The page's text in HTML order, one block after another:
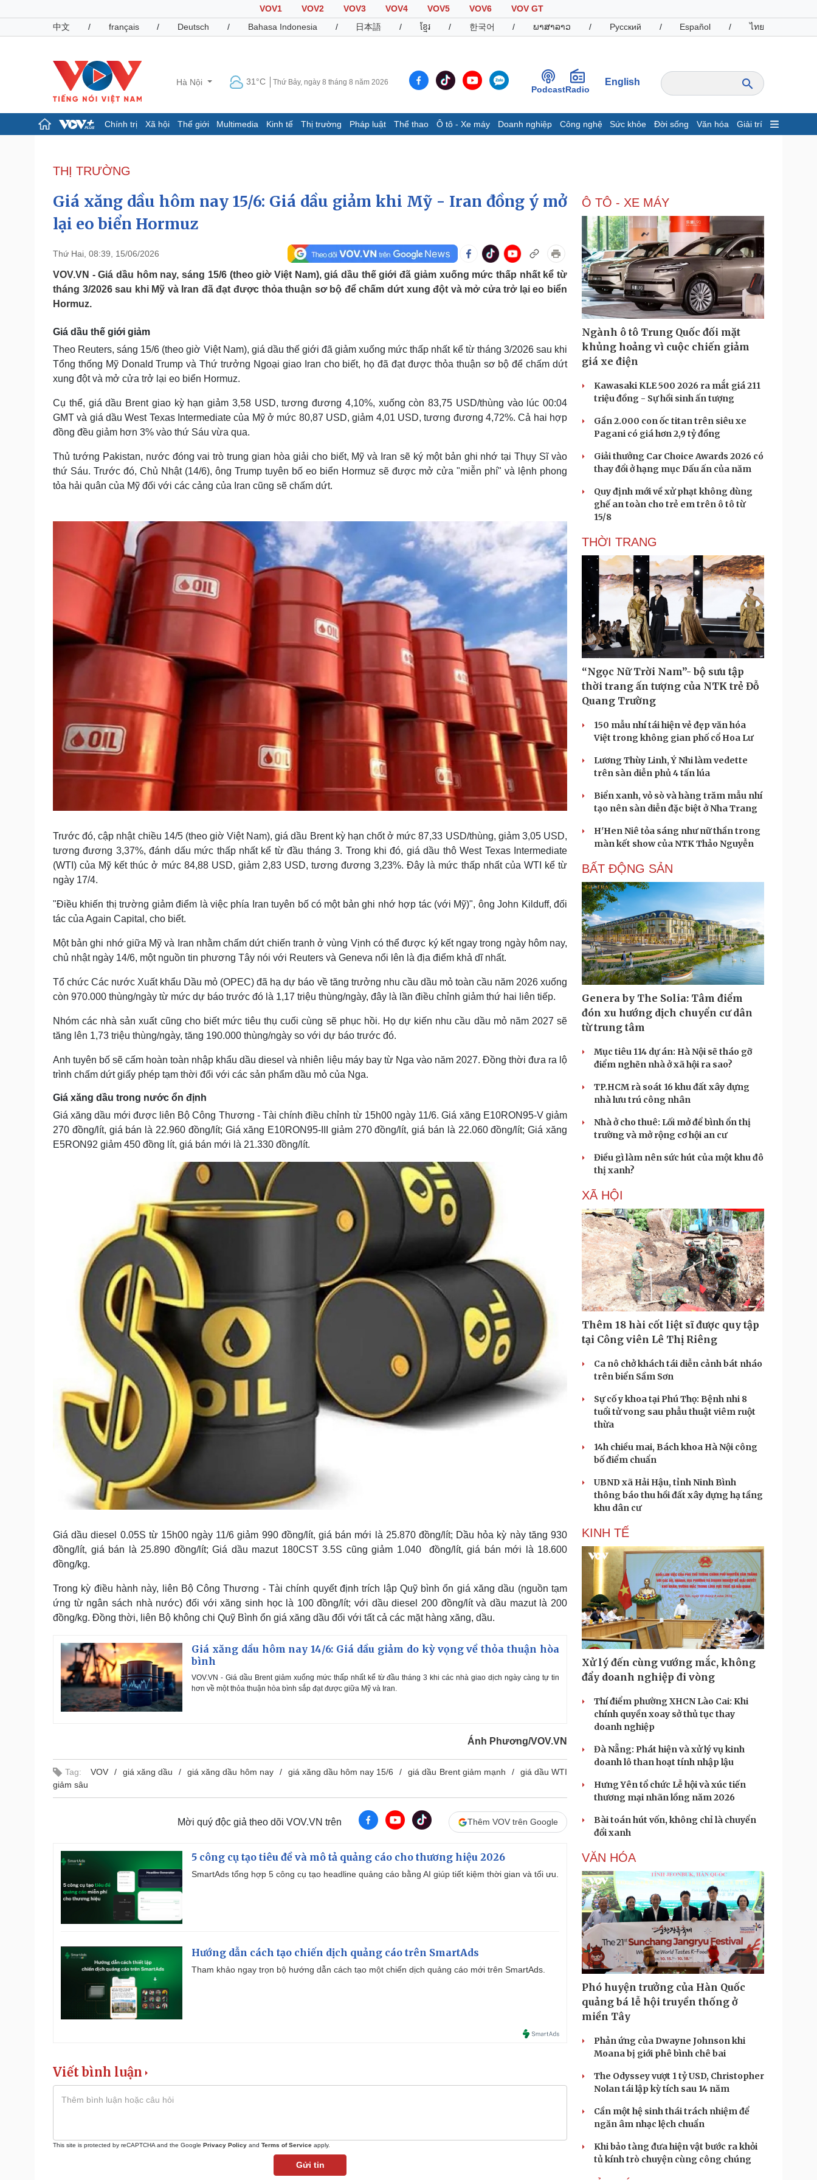
VOV1 VOV2 VOV3 VOV4 VOV5 VOV6
VOV GT
中文
/ français / Deutsch / Bahasa Indonesia / 日本語 / ខ្មែរ / 한국어 / ພາສາລາວ / Русский / Español / ไทย
Hà Nội 31°C Thứ Bảy, ngày 8 tháng 8 năm 2026
PodcastRadio
English
Chính trị Xã hội Thế giới Multimedia Kinh tế Thị trường Pháp luật Thể thao Ô tô - Xe máy Doanh nghiệp Công nghệ Sức khỏe Đời sống Văn hóa Giải trí
Đảng
Tổ chức nhân sự
Nhận diện sự thật
Dấu ấn VOV
Biển đảo
Hồ sơ
Infographic
Chứng khoán
Giá cà phê
Pháp luật
Tin nóng
Tư vấn luật
Việt Nam
Phân tích
Thể thao
Lịch thi đấu bóng đá
Thế giới thể thao
Ô tô - Xe máy
Xe máy
Tư vấn
Doanh nghiệp
Thông tin doanh nghiệp
Doanh nghiệp 24h
Doanh nhân
Vì cộng đồng
Công nghệ
Sành điệu
Tin Công nghệ
Trải nghiệm
Chuyển đổi số
Dinh dưỡng - món ngon
Cây thuốc
Sản phụ khoa
Nam khoa
Làm đẹp - giảm cân
Phòng mạch online
Nhà đẹp
Blog
Tình yêu - Gia đình
Sân khấu - Điện ảnh
Văn học
Nghệ sĩ
Thời trang
Tư vấn
Săn Tour
Podcast
Câu chuyện thời sự
Cửa sổ tình yêu
Kể chuyện cho bé
Hạt giống tâm hồn
Cải chính
THỊ TRƯỜNG
Giá xăng dầu hôm nay 15/6: Giá dầu giảm khi Mỹ - Iran đồng ý mở
lại eo biển Hormuz
Thứ Hai, 08:39, 15/06/2026
VOV.VN - Giá dầu hôm nay, sáng 15/6 (theo giờ Việt Nam), giá dầu thế giới đã giảm xuống mức thấp nhất kể từ
tháng 3/2026 sau khi Mỹ và Iran đã đạt được thỏa thuận sơ bộ để chấm dứt xung đột và mở cửa trở lại eo biển
Hormuz.
Giá dầu thế giới giảm
Theo Reuters, sáng 15/6 (theo giờ Việt Nam), giá dầu thế giới đã giảm xuống mức thấp nhất kể từ tháng 3/2026 sau khi
Tổng thống Mỹ Donald Trump và Thứ trưởng Ngoại giao Iran cho biết, họ đã đạt được thỏa thuận sơ bộ để chấm dứt
xung đột và mở cửa trở lại eo biển Hormuz.
Cụ thể, giá dầu Brent giao kỳ hạn giảm 3,58 USD, tương đương 4,10%, xuống còn 83,75 USD/thùng vào lúc 00:04
GMT và giá dầu West Texas Intermediate của Mỹ ở mức 80,87 USD, giảm 4,01 USD, tương đương 4,72%. Cả hai hợp
đồng đều giảm hơn 3% vào thứ Sáu vừa qua.
Thủ tướng Pakistan, nước đóng vai trò trung gian hòa giải cho biết, Mỹ và Iran sẽ ký một bản ghi nhớ tại Thụy Sĩ vào
thứ Sáu. Trước đó, Chủ Nhật (14/6), ông Trump tuyên bố eo biển Hormuz sẽ được mở cửa "miễn phí" và lệnh phong
tỏa hải quân của Mỹ đối với các cảng của Iran cũng sẽ chấm dứt.
Trước đó, cập nhật chiều 14/5 (theo giờ Việt Nam), giá dầu Brent kỳ hạn chốt ở mức 87,33 USD/thùng, giảm 3,05 USD,
tương đương 3,37%, đánh dấu mức thấp nhất kể từ đầu tháng 3. Trong khi đó, giá dầu thô West Texas Intermediate
(WTI) của Mỹ kết thúc ở mức 84,88 USD, giảm 2,83 USD, tương đương 3,23%. Đây là mức thấp nhất của WTI kể từ
ngày 17/4.
"Điều khiến thị trường giảm điểm là việc phía Iran tuyên bố có một bản ghi nhớ hợp tác (với Mỹ)", ông John Kilduff, đối
tác của Again Capital, cho biết.
Một bản ghi nhớ giữa Mỹ và Iran nhằm chấm dứt chiến tranh ở vùng Vịnh có thể được ký kết ngay trong ngày hôm nay,
chủ nhật ngày 14/6, một nguồn tin phương Tây nói với Reuters và Geneva nổi lên là địa điểm khả dĩ nhất.
Tổ chức Các nước Xuất khẩu Dầu mỏ (OPEC) đã hạ dự báo về tăng trưởng nhu cầu dầu mỏ toàn cầu năm 2026 xuống
còn 970.000 thùng/ngày từ mức dự báo trước đó là 1,17 triệu thùng/ngày, đây là lần điều chỉnh giảm thứ hai liên tiếp.
Nhóm các nhà sản xuất cũng cho biết mức tiêu thụ cuối cùng sẽ phục hồi. Họ dự kiến ​​nhu cầu dầu mỏ năm 2027 sẽ
tăng lên 1,73 triệu thùng/ngày, tăng 190.000 thùng/ngày so với dự báo trước đó.
Anh tuyên bố sẽ cấm hoàn toàn nhập khẩu dầu diesel và nhiên liệu máy bay từ Nga vào năm 2027. Đồng thời đưa ra lộ
trình chấm dứt giấy phép tạm thời đối với các sản phẩm dầu mỏ của Nga.
Giá xăng dầu trong nước ổn định
Giá xăng dầu mới được liên Bộ Công Thương - Tài chính điều chỉnh từ 15h00 ngày 11/6. Giá xăng E10RON95-V giảm
270 đồng/lít, giá bán là 22.960 đồng/lít; Giá xăng E10RON95-III giảm 270 đồng/lít, giá bán là 22.060 đồng/lít; Giá xăng
E5RON92 giảm 450 đồng lít, giá bán mới là 21.330 đồng/lít.
Giá dầu diesel 0.05S từ 15h00 ngày 11/6 giảm 990 đồng/lít, giá bán mới là 25.870 đồng/lít; Dầu hỏa kỳ này tăng 930
đồng/lít, giá bán là 25.890 đồng/lít; Giá dầu mazut 180CST 3.5S cũng giảm 1.040 đồng/lít, giá bán mới là 18.600
đồng/kg.
Trong kỳ điều hành này, liên Bộ Công Thương - Tài chính quyết định trích lập Quỹ bình ổn giá xăng dầu (nguồn tạm
ứng từ ngân sách nhà nước) đối với xăng sinh học là 100 đồng/lít; với dầu diesel 200 đồng/lít và dầu mazut là 200
đồng/kg. Đồng thời, liên Bộ không chi Quỹ Bình ổn giá xăng dầu đối với tất cả các mặt hàng xăng, dầu.
Giá xăng dầu hôm nay 14/6: Giá dầu giảm do kỳ vọng về thỏa thuận hòa
bình
VOV.VN - Giá dầu Brent giảm xuống mức thấp nhất kể từ đầu tháng 3 khi các nhà giao dịch ngày càng tự tin
hơn về một thỏa thuận hòa bình sắp đạt được giữa Mỹ và Iran.
Ánh Phương/VOV.VN
Tag: VOV giá xăng dầu giá xăng dầu hôm nay giá xăng dầu hôm nay 15/6 giá dầu Brent giảm mạnh
giá dầu WTI
giảm sâu
Mời quý độc giả theo dõi VOV.VN trên Thêm VOV trên Google
5 công cụ tạo tiêu đề và mô tả quảng cáo cho thương hiệu 2026
SmartAds tổng hợp 5 công cụ tạo headline quảng cáo bằng AI giúp tiết kiệm thời gian và tối ưu.
Hướng dẫn cách tạo chiến dịch quảng cáo trên SmartAds
Tham khảo ngay trọn bộ hướng dẫn cách tạo một chiến dịch quảng cáo mới trên SmartAds.
Viết bình luận
This site is protected by reCAPTCHA and the Google Privacy Policy and Terms of Service apply.
Gửi tin
Ô TÔ - XE MÁY
Ngành ô tô Trung Quốc đối mặt
khủng hoảng vì cuộc chiến giảm
giá xe điện
Kawasaki KLE 500 2026 ra mắt giá 211
triệu đồng - Sự hồi sinh ấn tượng
Gần 2.000 con ốc titan trên siêu xe
Pagani có giá hơn 2,9 tỷ đồng
Giải thưởng Car Choice Awards 2026 có
thay đổi ở hạng mục Dấu ấn của năm
Quy định mới về xử phạt không dùng
ghế an toàn cho trẻ em trên ô tô từ
15/8
THỜI TRANG
“Ngọc Nữ Trời Nam”- bộ sưu tập
thời trang ấn tượng của NTK trẻ Đỗ
Quang Trường
150 mẫu nhí tái hiện vẻ đẹp văn hóa
Việt trong không gian phố cổ Hoa Lư
Lương Thùy Linh, Ý Nhi làm vedette
trên sàn diễn phủ 4 tấn lúa
Biển xanh, vỏ sò và hàng trăm mẫu nhí
tạo nên sàn diễn đặc biệt ở Nha Trang
H'Hen Niê tỏa sáng như nữ thần trong
màn kết show của NTK Thảo Nguyễn
BẤT ĐỘNG SẢN
Genera by The Solia: Tâm điểm
đón xu hướng dịch chuyển cư dân
từ trung tâm
Mục tiêu 114 dự án: Hà Nội sẽ tháo gỡ
điểm nghẽn nhà ở xã hội ra sao?
TP.HCM rà soát 16 khu đất xây dựng
nhà lưu trú công nhân
Nhà ở cho thuê: Lối mở để bình ổn thị
trường và mở rộng cơ hội an cư
Điều gì làm nên sức hút của một khu đô
thị xanh?
XÃ HỘI
Thêm 18 hài cốt liệt sĩ được quy tập
tại Công viên Lê Thị Riêng
Ca nô chở khách tái diễn cảnh bát nháo
trên biển Sầm Sơn
Sự cố y khoa tại Phú Thọ: Bệnh nhi 8
tuổi tử vong sau phẫu thuật viêm ruột
thừa
14h chiều mai, Bách khoa Hà Nội công
bố điểm chuẩn
UBND xã Hải Hậu, tỉnh Ninh Bình
thông báo thu hồi đất xây dựng hạ tầng
khu dân cư
KINH TẾ
Xử lý đến cùng vướng mắc, không
đẩy doanh nghiệp đi vòng
Thí điểm phường XHCN Lào Cai: Khi
chính quyền xoay sở thủ tục thay
doanh nghiệp
Đà Nẵng: Phát hiện và xử lý vụ kinh
doanh lô than hoạt tính nhập lậu
Hưng Yên tổ chức Lễ hội và xúc tiến
thương mại nhãn lồng năm 2026
Bài toán hút vốn, không chỉ là chuyển
đổi xanh
VĂN HÓA
Phó huyện trưởng của Hàn Quốc
quảng bá lễ hội truyền thống ở
miền Tây
Phản ứng của Dwayne Johnson khi
Moana bị giới phê bình chê bai
The Odyssey vượt 1 tỷ USD, Christopher
Nolan tái lập kỳ tích sau 14 năm
Cần một hệ sinh thái trách nhiệm để
ngăn âm nhạc lệch chuẩn
Khi bảo tàng đưa hiện vật bước ra khỏi
tủ kính trò chuyện cùng công chúng